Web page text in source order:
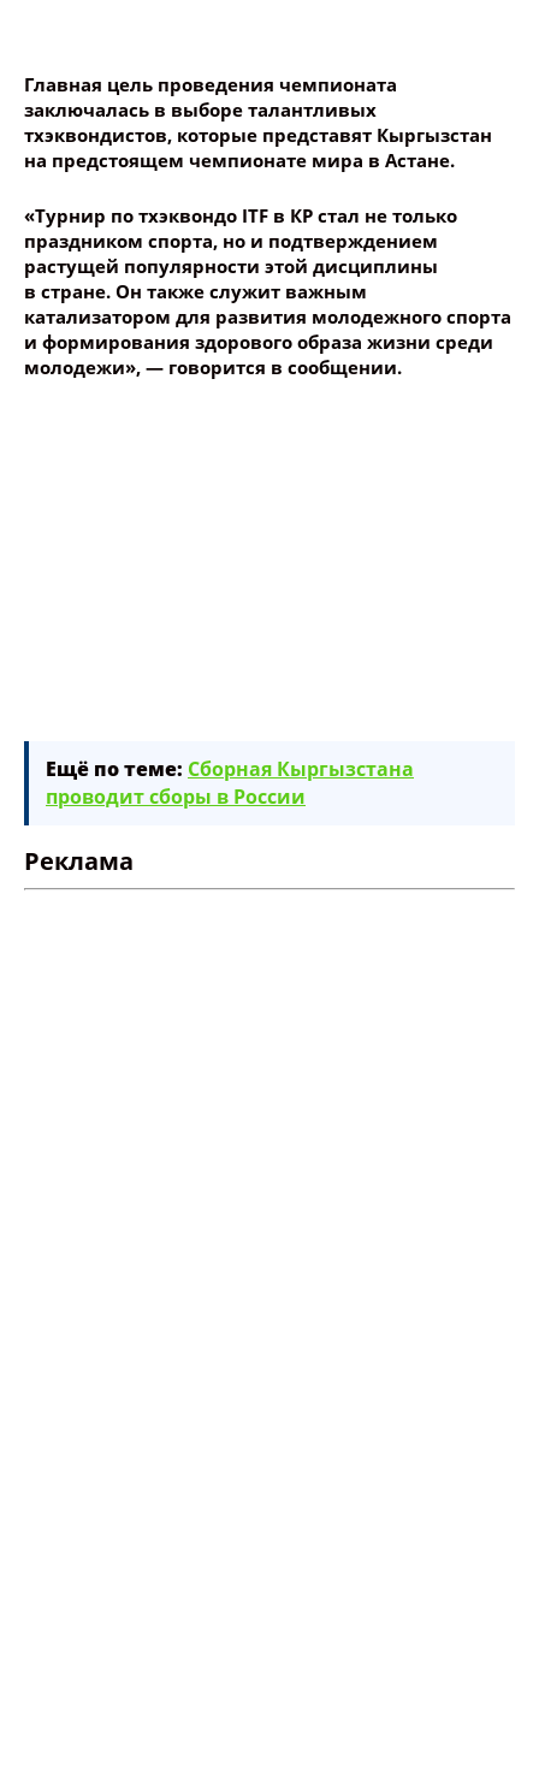
Главная цель проведения чемпионата
заключалась в выборе талантливых
тхэквондистов, которые представят Кыргызстан
на предстоящем чемпионате мира в Астане.
«Турнир по тхэквондо ITF в КР стал не только
праздником спорта, но и подтверждением
растущей популярности этой дисциплины
в стране. Он также служит важным
катализатором для развития молодежного спорта
и формирования здорового образа жизни среди
молодежи», — говорится в сообщении.
Ещё по теме: Сборная Кыргызстана
проводит сборы в России
Реклама